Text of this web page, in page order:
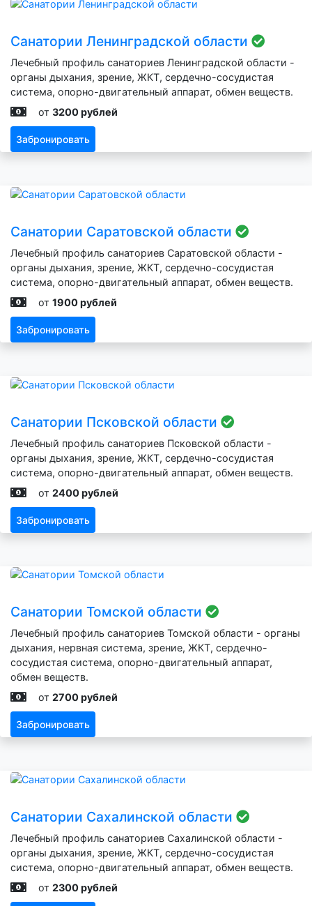
Санатории Ленинградской области
Лечебный профиль санаториев Ленинградской области -
органы дыхания, зрение, ЖКТ, сердечно-сосудистая
система, опорно-двигательный аппарат, обмен веществ.
от 3200 рублей
Забронировать
Санатории Саратовской области
Лечебный профиль санаториев Саратовской области -
органы дыхания, зрение, ЖКТ, сердечно-сосудистая
система, опорно-двигательный аппарат, обмен веществ.
от 1900 рублей
Забронировать
Санатории Псковской области
Лечебный профиль санаториев Псковской области -
органы дыхания, зрение, ЖКТ, сердечно-сосудистая
система, опорно-двигательный аппарат, обмен веществ.
от 2400 рублей
Забронировать
Санатории Томской области
Лечебный профиль санаториев Томской области - органы
дыхания, нервная система, зрение, ЖКТ, сердечно-
сосудистая система, опорно-двигательный аппарат,
обмен веществ.
от 2700 рублей
Забронировать
Санатории Сахалинской области
Лечебный профиль санаториев Сахалинской области -
органы дыхания, зрение, ЖКТ, сердечно-сосудистая
система, опорно-двигательный аппарат, обмен веществ.
от 2300 рублей